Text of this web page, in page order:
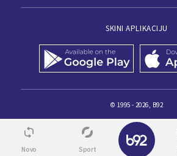
SKINI APLIKACIJU
© 1995 - 2026, B92
Novo Sport